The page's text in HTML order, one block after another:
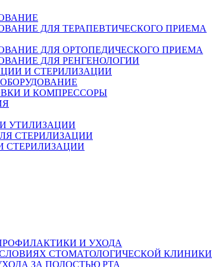
ДЛЯ ТЕРАПЕВТИЧЕСКОГО ПРИЕМА
ДЛЯ ОРТОПЕДИЧЕСКОГО ПРИЕМА
ДЛЯ РЕНГЕНОЛОГИИ
И СТЕРИЛИЗАЦИИ
И КОМПРЕССОРЫ
УТИЛИЗАЦИИ
СТЕРИЛИЗАЦИИ
СТЕРИЛИЗАЦИИ
И УХОДА
СТОМАТОЛОГИЧЕСКОЙ КЛИНИКИ
ЗА ПОЛОСТЬЮ РТА